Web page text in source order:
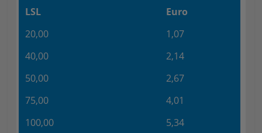
LSL
Euro
20,00
1,07
40,00
2,14
50,00
2,67
75,00
4,01
100,00
5,34